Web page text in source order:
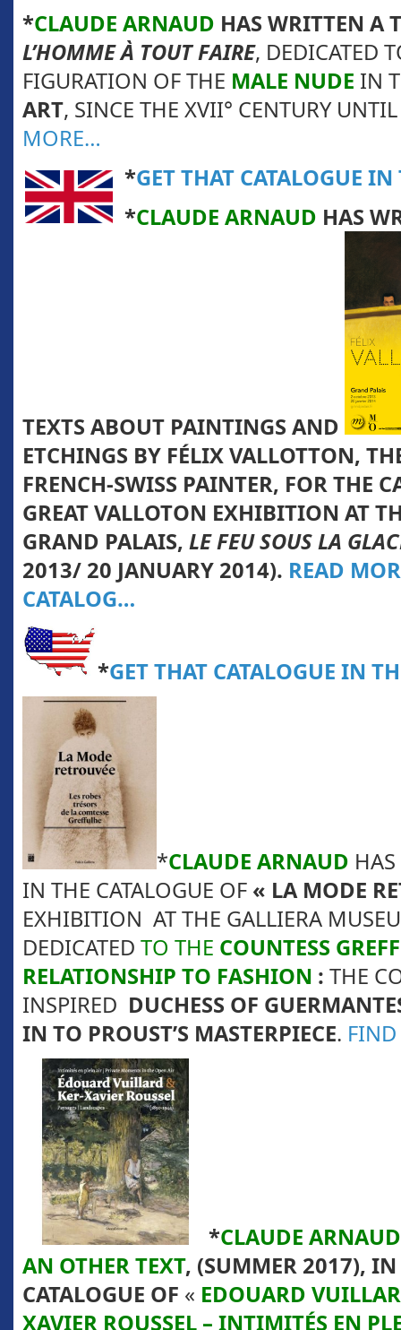
*CLAUDE ARNAUD HAS WRITTEN A
L’HOMME À TOUT FAIRE, DEDICATED
FIGURATION OF THE MALE NUDE IN
ART, SINCE THE XVII° CENTURY
MORE…
*GET THAT CATALOGUE
*CLAUDE ARNAUD HAS
TEXTS ABOUT PAINTINGS AND
ETCHINGS BY FÉLIX VALLOTTON,
FRENCH-SWISS PAINTER, FORTHE
GREAT VALLOTON EXHIBITION AT
GRAND PALAIS, LE FEU SOUS LA
2013/ 20 JANUARY 2014). READ
CATALOG…
*GET THAT CATALOGUE IN
*CLAUDE ARNAUD
IN THE CATALOGUE OF « LA MODE
EXHIBITION AT THE GALLIERA
DEDICATED TO THE COUNTESS
RELATIONSHIP TO FASHION : THE
INSPIRED DUCHESS OF
IN TO PROUST’S MASTERPIECE.
*CLAUDE
AN OTHER TEXT, (SUMMER 2017), IN
CATALOGUE OF « EDOUARD
XAVIER ROUSSEL – INTIMITÉS EN